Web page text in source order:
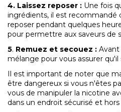
4. Laissez reposer : Une fois
ingrédients, il est recommandé
reposer pendant quelques
pour permettre aux saveurs de
5. Remuez et secouez : Avant
mélange pour vous assurer
Il est important de noter que
être dangereux si vous n'êtes
vous de manipuler la nicotine
dans un endroit sécurisé et